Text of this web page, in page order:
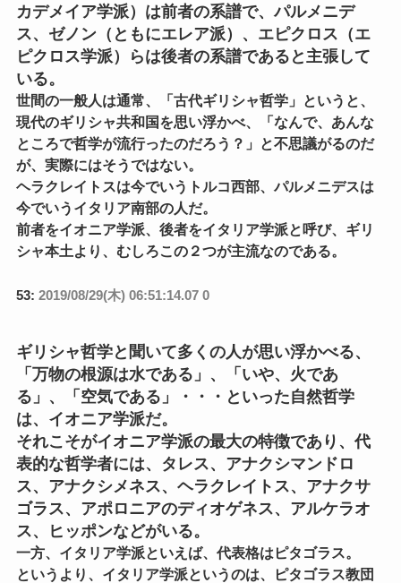
カデメイア学派）は前者の系譜で、パルメニデ
ス、ゼノン（ともにエレア派）、エピクロス（エ
ピクロス学派）らは後者の系譜であると主張して
いる。
世間の一般人は通常、「古代ギリシャ哲学」というと、
現代のギリシャ共和国を思い浮かべ、「なんで、あんな
ところで哲学が流行ったのだろう？」と不思議がるのだ
が、実際にはそうではない。
ヘラクレイトスは今でいうトルコ西部、パルメニデスは
今でいうイタリア南部の人だ。
前者をイオニア学派、後者をイタリア学派と呼び、ギリ
シャ本土より、むしろこの２つが主流なのである。
53: 2019/08/29(木) 06:51:14.07 0
ギリシャ哲学と聞いて多くの人が思い浮かべる、
「万物の根源は水である」、「いや、火であ
る」、「空気である」・・・といった自然哲学
は、イオニア学派だ。
それこそがイオニア学派の最大の特徴であり、代
表的な哲学者には、タレス、アナクシマンドロ
ス、アナクシメネス、ヘラクレイトス、アナクサ
ゴラス、アポロニアのディオゲネス、アルケラオ
ス、ヒッポンなどがいる。
一方、イタリア学派といえば、代表格はピタゴラス。
というより、イタリア学派というのは、ピタゴラス教団